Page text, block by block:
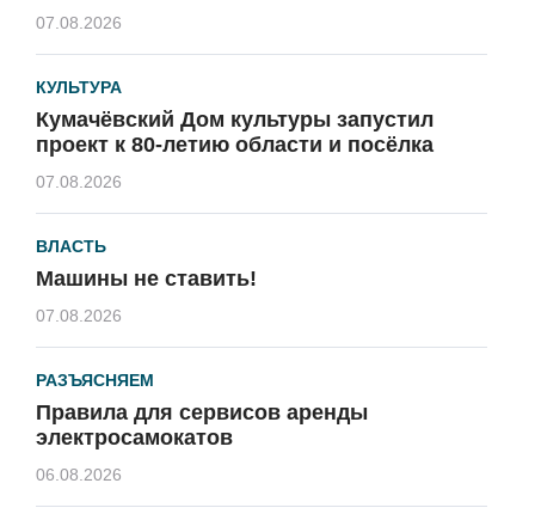
07.08.2026
КУЛЬТУРА
Кумачёвский Дом культуры запустил
проект к 80-летию области и посёлка
07.08.2026
ВЛАСТЬ
Машины не ставить!
07.08.2026
РАЗЪЯСНЯЕМ
Правила для сервисов аренды
электросамокатов
06.08.2026